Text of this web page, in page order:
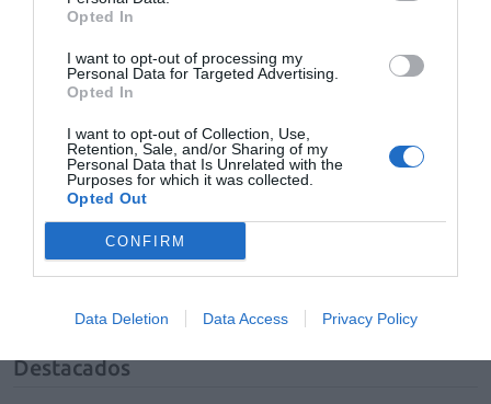
Opted In
I want to opt-out of processing my
Personal Data for Targeted Advertising.
Opted In
I want to opt-out of Collection, Use,
Retention, Sale, and/or Sharing of my
Personal Data that Is Unrelated with the
Purposes for which it was collected.
Opted Out
CONFIRM
Data Deletion Data Access Privacy Policy
AñadirEl Farmacéutico
Mantente informado con las últimas noticias de actualidad.
ACTIVAR AHORA
industria farmacéutica
Destacados